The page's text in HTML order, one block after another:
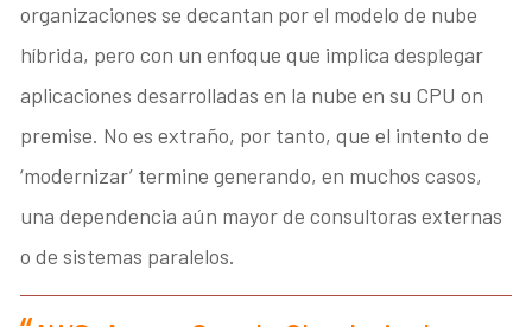
organizaciones se decantan por el modelo de nube
híbrida, pero con un enfoque que implica desplegar
aplicaciones desarrolladas en la nube en su CPU on
premise. No es extraño, por tanto, que el intento de
‘modernizar’ termine generando, en muchos casos,
una dependencia aún mayor de consultoras externas
o de sistemas paralelos.